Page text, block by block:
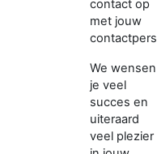
contact op
met jouw
We wensen
je veel
succes en
uiteraard
veel plezier